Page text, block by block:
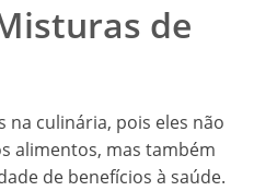
de
na culinária, pois eles não
alimentos, mas também
de benefícios à saúde.